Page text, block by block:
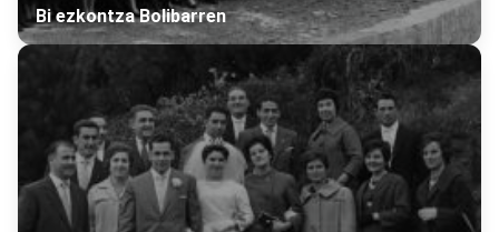
Bi ezkontza Bolibarren